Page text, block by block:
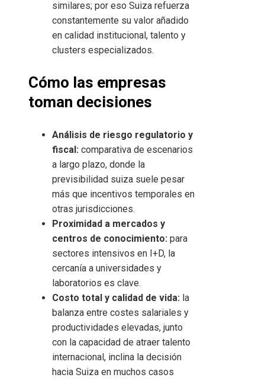
similares; por eso Suiza refuerza
constantemente su valor añadido
en calidad institucional, talento y
clusters especializados.
Cómo las empresas
toman decisiones
Análisis de riesgo regulatorio y
fiscal: comparativa de escenarios
a largo plazo, donde la
previsibilidad suiza suele pesar
más que incentivos temporales en
otras jurisdicciones.
Proximidad a mercados y
centros de conocimiento: para
sectores intensivos en I+D, la
cercanía a universidades y
laboratorios es clave.
Costo total y calidad de vida: la
balanza entre costes salariales y
productividades elevadas, junto
con la capacidad de atraer talento
internacional, inclina la decisión
hacia Suiza en muchos casos